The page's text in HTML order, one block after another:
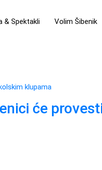
& Spektakli Volim Šibenik
će